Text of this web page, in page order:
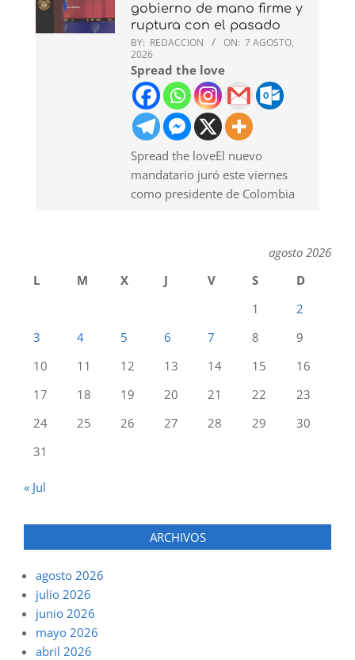
gobierno de mano firme y
ruptura con el pasado
BY: REDACCION ON: 7 AGOSTO,
2026
Spread the love
Spread the loveEl nuevo
mandatario juró este viernes
como presidente de Colombia
agosto 2026
L
M X J V S
D
1
2
3
4 5 6 7 8
9
10
11 12 13 14 15
16
17
18 19 20 21 22
23
24
25 26 27 28 29
30
31
« Jul
ARCHIVOS
agosto 2026
julio 2026
junio 2026
mayo 2026
abril 2026